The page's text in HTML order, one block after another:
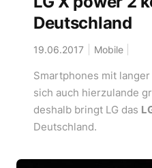
Deutschland
19.06.2017 Mobile
Smartphones mit
sich auch hierzulande
deshalb bringt LG das
Deutschland.